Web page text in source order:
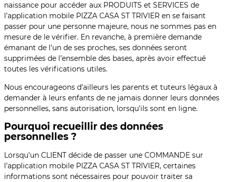
naissance pour accéder aux PRODUITS et SERVICES de
l’application mobile PIZZA CASA ST TRIVIER en se faisant
passer pour une personne majeure, nous ne sommes pas en
mesure de le vérifier. En revanche, à première demande
émanant de l’un de ses proches, ses données seront
supprimées de l’ensemble des bases, après avoir effectué
toutes les vérifications utiles.
Nous encourageons d’ailleurs les parents et tuteurs légaux à
demander à leurs enfants de ne jamais donner leurs données
personnelles, sans autorisation, lorsqu’ils sont en ligne.
Pourquoi recueillir des données
personnelles ?
Lorsqu’un CLIENT décide de passer une COMMANDE sur
l’application mobile PIZZA CASA ST TRIVIER, certaines
informations sont nécessaires pour pouvoir traiter sa